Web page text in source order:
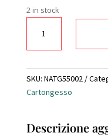
2 in stock
porta
stucco
professionale
in
SKU: NATG55002
Cartongesso
Descrizione